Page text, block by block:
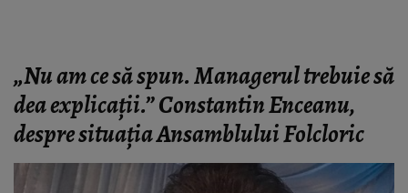
„Nu am ce să spun. Managerul trebuie să
dea explicații.”Constantin Enceanu,
despre situația Ansamblului Folcloric